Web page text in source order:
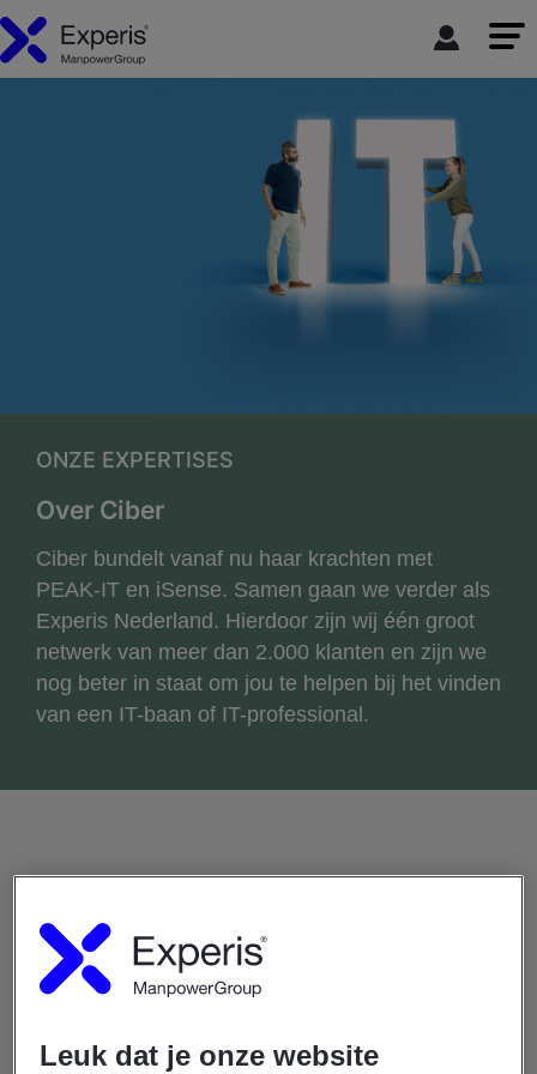
ONZE EXPERTISES
Over Ciber
Ciber bundelt vanaf nu haar krachten met
PEAK-IT en iSense. Samen gaan we verder als
Experis Nederland. Hierdoor zijn wij één groot
netwerk van meer dan 2.000 klanten en zijn we
nog beter in staat om jou te helpen bij het vinden
van een IT-baan of IT-professional.
Experis is de nieuwe naam van het collectief iSense, PEAK-
grootzakelijke markt vindt Experis de juiste match in IT-
ondersteuning. Wij helpen bij het resourcen van de
bedrijfsvoering van onze klanten, zowel in operationele als
Bij Experis draait het om IT-
Leuk dat je onze website